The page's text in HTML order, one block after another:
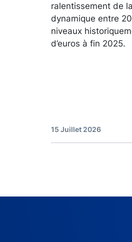
ralentissement de
dynamique entre
niveaux
d’euros à fin 2025.
15 Juillet 2026